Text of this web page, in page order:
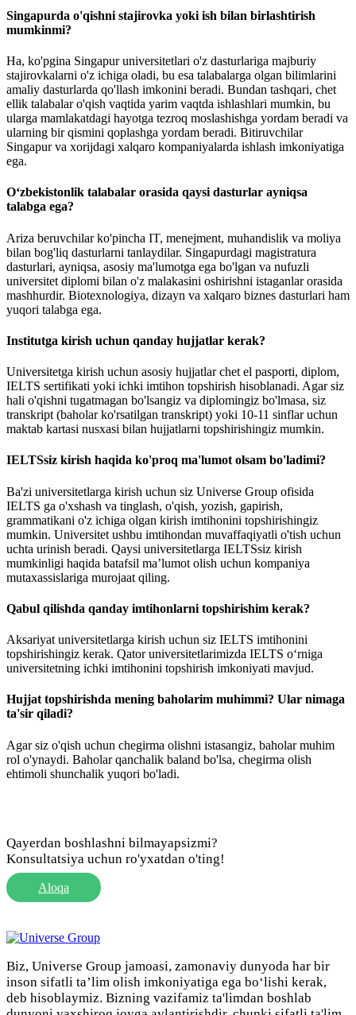
Singapurda o'qishni stajirovka yoki ish bilan birlashtirish
mumkinmi?
Ha, ko'pgina Singapur universitetlari o'z dasturlariga majburiy
stajirovkalarni o'z ichiga oladi, bu esa talabalarga olgan bilimlarini
amaliy dasturlarda qo'llash imkonini beradi. Bundan tashqari, chet
ellik talabalar o'qish vaqtida yarim vaqtda ishlashlari mumkin, bu
ularga mamlakatdagi hayotga tezroq moslashishga yordam beradi va
ularning bir qismini qoplashga yordam beradi. Bitiruvchilar
Singapur va xorijdagi xalqaro kompaniyalarda ishlash imkoniyatiga
ega.
O‘zbekistonlik talabalar orasida qaysi dasturlar ayniqsa
talabga ega?
Ariza beruvchilar ko'pincha IT, menejment, muhandislik va moliya
bilan bog'liq dasturlarni tanlaydilar. Singapurdagi magistratura
dasturlari, ayniqsa, asosiy ma'lumotga ega bo'lgan va nufuzli
universitet diplomi bilan o'z malakasini oshirishni istaganlar orasida
mashhurdir. Biotexnologiya, dizayn va xalqaro biznes dasturlari ham
yuqori talabga ega.
Institutga kirish uchun qanday hujjatlar kerak?
Universitetga kirish uchun asosiy hujjatlar chet el pasporti, diplom,
IELTS sertifikati yoki ichki imtihon topshirish hisoblanadi. Agar siz
hali o'qishni tugatmagan bo'lsangiz va diplomingiz bo'lmasa, siz
transkript (baholar ko'rsatilgan transkript) yoki 10-11 sinflar uchun
maktab kartasi nusxasi bilan hujjatlarni topshirishingiz mumkin.
IELTSsiz kirish haqida ko'proq ma'lumot olsam bo'ladimi?
Ba'zi universitetlarga kirish uchun siz Universe Group ofisida
IELTS ga o'xshash va tinglash, o'qish, yozish, gapirish,
grammatikani o'z ichiga olgan kirish imtihonini topshirishingiz
mumkin. Universitet ushbu imtihondan muvaffaqiyatli o'tish uchun
uchta urinish beradi. Qaysi universitetlarga IELTSsiz kirish
mumkinligi haqida batafsil ma’lumot olish uchun kompaniya
mutaxassislariga murojaat qiling.
Qabul qilishda qanday imtihonlarni topshirishim kerak?
Aksariyat universitetlarga kirish uchun siz IELTS imtihonini
topshirishingiz kerak. Qator universitetlarimizda IELTS o‘rniga
universitetning ichki imtihonini topshirish imkoniyati mavjud.
Hujjat topshirishda mening baholarim muhimmi? Ular nimaga
ta'sir qiladi?
Agar siz o'qish uchun chegirma olishni istasangiz, baholar muhim
rol o'ynaydi. Baholar qanchalik baland bo'lsa, chegirma olish
ehtimoli shunchalik yuqori bo'ladi.
Qayerdan boshlashni bilmayapsizmi?
Konsultatsiya uchun ro'yxatdan o'ting!
Aloqa
Biz, Universe Group jamoasi, zamonaviy dunyoda har bir
inson sifatli ta’lim olish imkoniyatiga ega bo‘lishi kerak,
deb hisoblaymiz. Bizning vazifamiz ta'limdan boshlab